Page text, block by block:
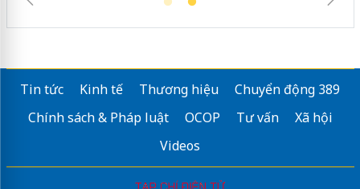
Tin tức Kinh tế Thương hiệu
Chuyển động 389
Chính sách & Pháp luật
OCOP Tư vấn
Xã hội
Videos